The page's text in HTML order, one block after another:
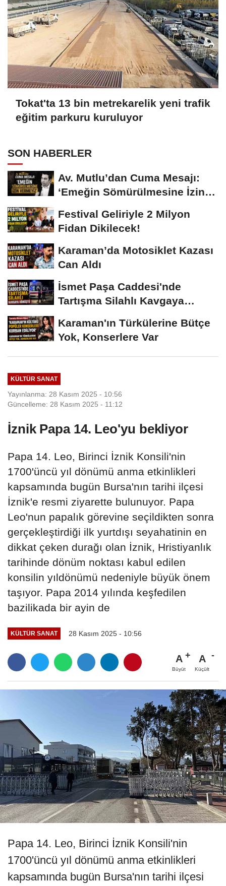
Tokat'ta 13 bin metrekarelik yeni trafik
eğitim parkuru kuruluyor
SON HABERLER
Av. Mutlu’dan Cuma Mesajı:
‘Emeğin Sömürülmesine İzin
Festival Geliriyle 2 Milyon
Fidan Dikilecek!
Karaman’da Motosiklet Kazası
Can Aldı
İsmet Paşa Caddesi'nde
Tartışma Silahlı Kavgaya
Karaman'ın Türkülerine Bütçe
Yok, Konserlere Var
KÜLTÜR SANAT
Yayınlanma: 28 Kasım 2025 - 10:56
Güncelleme: 28 Kasım 2025 - 11:12
İznik Papa 14. Leo'yu bekliyor
Papa 14. Leo, Birinci İznik Konsili'nin
1700'üncü yıl dönümü anma etkinlikleri
kapsamında bugün Bursa'nın tarihi ilçesi
İznik'e resmi ziyarette bulunuyor. Papa
Leo'nun papalık görevine seçildikten sonra
gerçekleştirdiği ilk yurtdışı seyahatinin en
dikkat çeken durağı olan İznik, Hristiyanlık
tarihinde dönüm noktası kabul edilen
konsilin yıldönümü nedeniyle büyük önem
taşıyor. Papa 2014 yılında keşfedilen
bazilikada bir ayin de
KÜLTÜR SANAT 28 Kasım 2025 - 10:56
A
Büyüt
A
Küçült
Papa 14. Leo, Birinci İznik Konsili'nin
1700'üncü yıl dönümü anma etkinlikleri
kapsamında bugün Bursa'nın tarihi ilçesi